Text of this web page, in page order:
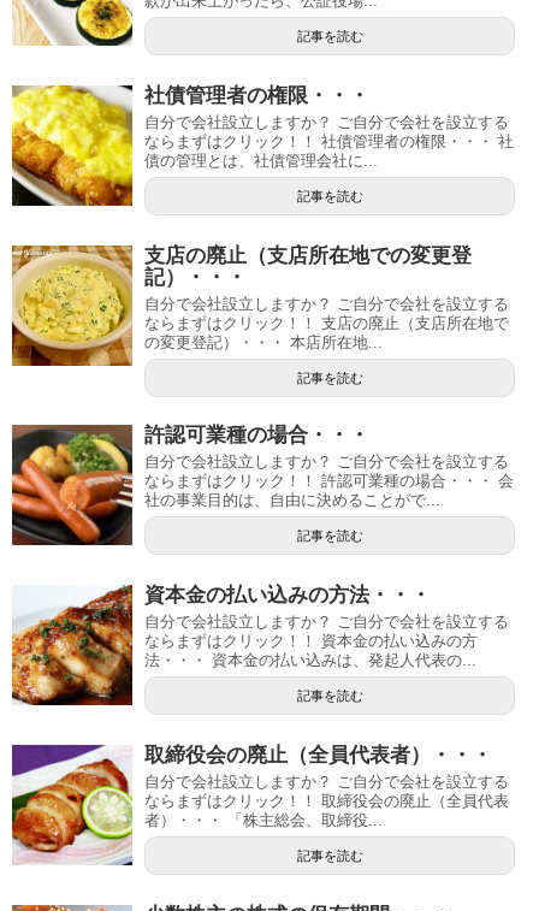
記事を読む
社債管理者の権限・・・
自分で会社設立しますか？ ご自分で会社を設立する
ならまずはクリック！！ 社債管理者の権限・・・ 社
債の管理とは、社債管理会社に...
記事を読む
支店の廃止（支店所在地での変更登
記）・・・
自分で会社設立しますか？ ご自分で会社を設立する
ならまずはクリック！！ 支店の廃止（支店所在地で
の変更登記）・・・ 本店所在地...
記事を読む
許認可業種の場合・・・
自分で会社設立しますか？ ご自分で会社を設立する
ならまずはクリック！！ 許認可業種の場合・・・ 会
社の事業目的は、自由に決めることがで...
記事を読む
資本金の払い込みの方法・・・
自分で会社設立しますか？ ご自分で会社を設立する
ならまずはクリック！！ 資本金の払い込みの方
法・・・ 資本金の払い込みは、発起人代表の...
記事を読む
取締役会の廃止（全員代表者）・・・
自分で会社設立しますか？ ご自分で会社を設立する
ならまずはクリック！！ 取締役会の廃止（全員代表
者）・・・ 「株主総会、取締役...
記事を読む